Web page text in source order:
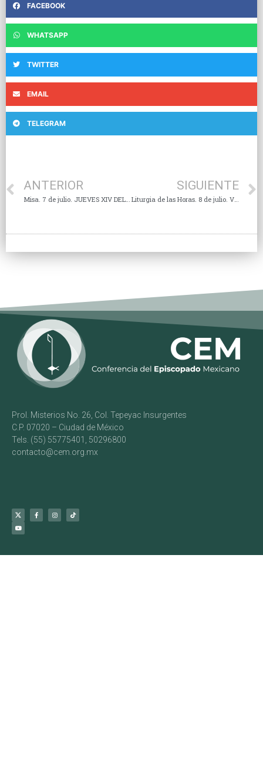
FACEBOOK
WHATSAPP
TWITTER
EMAIL
TELEGRAM
ANTERIOR SIGUIENTE
Liturgia de las Horas. 8 de julio. VIERNES XIV DEL TIEMPO ORDINARIO
Prol. Misterios No. 26, Col. Tepeyac Insurgentes
C.P. 07020 – Ciudad de México
Tels. (55) 55775401, 50296800
contacto@cem.org.mx